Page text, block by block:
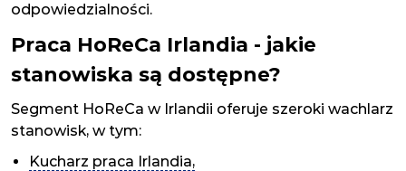
odpowiedzialności.
Praca HoReCa Irlandia - jakie
stanowiska są dostępne?
Segment HoReCa w Irlandii oferuje szeroki wachlarz
stanowisk, w tym:
Kucharz praca Irlandia,